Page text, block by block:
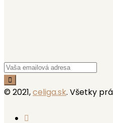
© 2021,celiga.sk. Všetky